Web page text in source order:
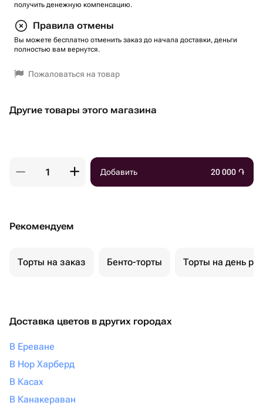
получить денежную компенсацию.
Правила отмены
Вы можете бесплатно отменить заказ до начала доставки, деньги
полностью вам вернутся.
Пожаловаться на товар
Другие товары этого магазина
Добавить 20 000 ֏
Рекомендуем
Торты на заказ Бенто-торты Торты на день
Доставка цветов в других городах
В Ереване
В Нор Харберд
В Касах
В Канакераван